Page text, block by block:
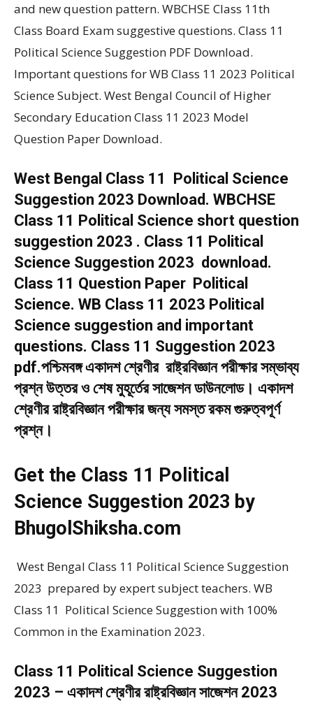
and new question pattern. WBCHSE Class 11th
Class Board Exam suggestive questions. Class 11
Political Science Suggestion PDF Download.
Important questions for WB Class 11 2023 Political
Science Subject. West Bengal Council of Higher
Secondary Education Class 11 2023 Model
Question Paper Download.
West Bengal Class 11 Political Science
Suggestion 2023 Download. WBCHSE
Class 11 Political Science short question
suggestion 2023 . Class 11 Political
Science Suggestion 2023 download.
Class 11 Question Paper Political
Science. WB Class 11 2023 Political
Science suggestion and important
questions. Class 11 Suggestion 2023
pdf.পশ্চিমবঙ্গ একাদশ শ্রেণীর রাষ্ট্রবিজ্ঞান পরীক্ষার সম্ভাব্য
প্রশ্ন উত্তর ও শেষ মুহূর্তের সাজেশন ডাউনলোড। একাদশ
শ্রেণীর রাষ্ট্রবিজ্ঞান পরীক্ষার জন্য সমস্ত রকম গুরুত্বপূর্ণ
প্রশ্ন।
Get the Class 11 Political
Science Suggestion 2023 by
BhugolShiksha.com
West Bengal Class 11 Political Science Suggestion
2023 prepared by expert subject teachers. WB
Class 11 Political Science Suggestion with 100%
Common in the Examination 2023.
Class 11 Political Science Suggestion
2023 – একাদশ শ্রেণীর রাষ্ট্রবিজ্ঞান সাজেশন 2023